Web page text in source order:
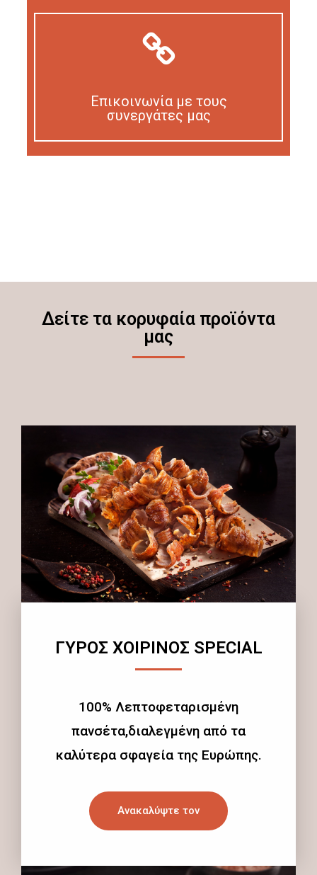
Επικοινωνία με τους
συνεργάτες μας
Δείτε τα κορυφαία προϊόντα
μας
ΓΥΡΟΣ ΧΟΙΡΙΝΟΣ SPECIAL
100% Λεπτοφεταρισμένη
πανσέτα,διαλεγμένη από τα
καλύτερα σφαγεία της Ευρώπης.
Ανακαλύψτε τον